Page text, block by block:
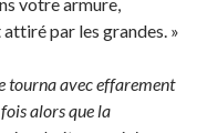
par les grandes. »
tourna avec effarement
alors que la